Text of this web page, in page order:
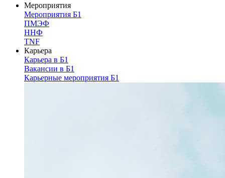
Мероприятия
Мероприятия Б1
ПМЭФ
ННФ
TNF
Карьера
Карьера в Б1
Вакансии в Б1
Карьерные мероприятия Б1